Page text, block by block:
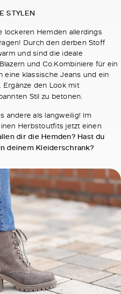
STYLEN
lockeren Hemden allerdings
Durch den derben Stoff
und sind die ideale
und Co.Kombiniere für ein
eine klassische Jeans und ein
Ergänze den Look mit
Stil zu betonen.
andere als langweilig! Im
Herbstoutfits jetzt einen
dir die Hemden? Hast du
deinem Kleiderschrank?